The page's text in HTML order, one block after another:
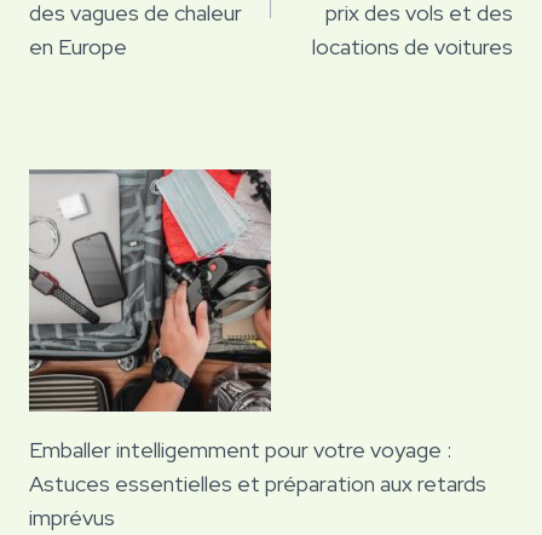
des vagues de chaleur
en Europe
prix des vols et des
locations de voitures
Emballer intelligemment pour votre voyage :
Astuces essentielles et préparation aux retards
imprévus